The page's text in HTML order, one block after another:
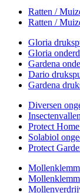
Ratten /
Ratten /
Gloria
Gloria
Gardena
Dario
Gardena
Diversen
Protect
Solabiol
Protect